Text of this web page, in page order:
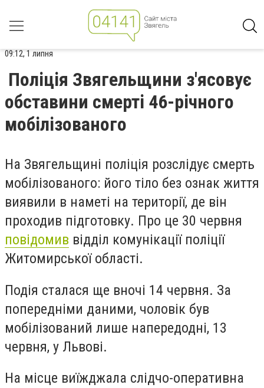
09:12, 1 липня
Поліція Звягельщини з'ясовує
обставини смерті 46-річного
мобілізованого
На Звягельщині поліція розслідує смерть
мобілізованого: його тіло без ознак життя
виявили в наметі на території, де він
проходив підготовку. Про це 30 червня
повідомив відділ комунікації поліції
Житомирської області.
Подія сталася ще вночі 14 червня. За
попередніми даними, чоловік був
мобілізований лише напередодні, 13
червня, у Львові.
На місце виїжджала слідчо-оперативна